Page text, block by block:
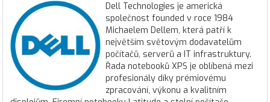
Dell Technologies je americká
společnost founded v roce 1984
Michaelem Dellem, která patří k
největším světovým dodavatelům
počítačů, serverů a IT infrastruktury.
Řada notebooků XPS je oblíbená mezi
profesionály díky prémiovému
zpracování, výkonu a kvalitním